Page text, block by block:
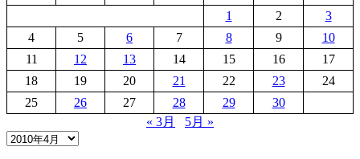
1
2
3
4
5 6 7 8 9
10
11
12 13 14 15 16
17
18
19 20 21 22 23
24
25
26 27 28 29
30
« 3月
5月 »